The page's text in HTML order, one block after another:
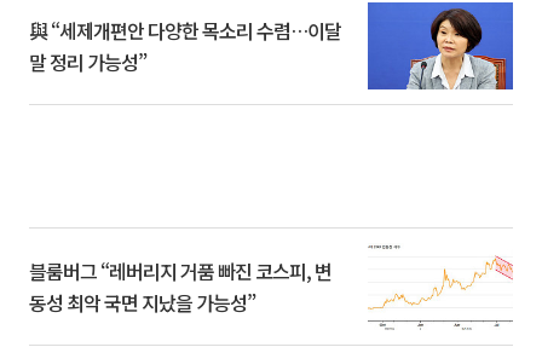
與 “세제개편안 다양한 목소리 수렴…이달
말 정리 가능성”
블룸버그 “레버리지 거품 빠진 코스피, 변
동성 최악 국면 지났을 가능성”